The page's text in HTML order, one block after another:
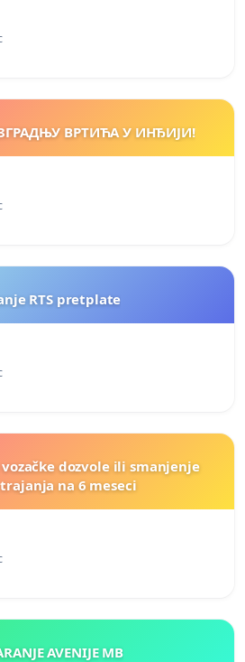
ВРТИЋА У ИНЂИЈИ!
RTS pretplate
dozvole ili smanjenje
na 6 meseci
AVENIJE MB